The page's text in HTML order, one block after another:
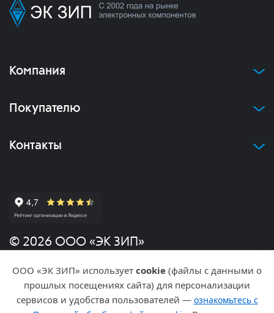
Компания
Покупателю
Контакты
© 2026 ООО «ЭК ЗИП»
Политика конфиденциальности
Разработка и продвижение
ООО «ЭК ЗИП» использует cookie (файлы с данными о
прошлых посещениях сайта) для персонализации
сервисов и удобства пользователей — ознакомьтесь с